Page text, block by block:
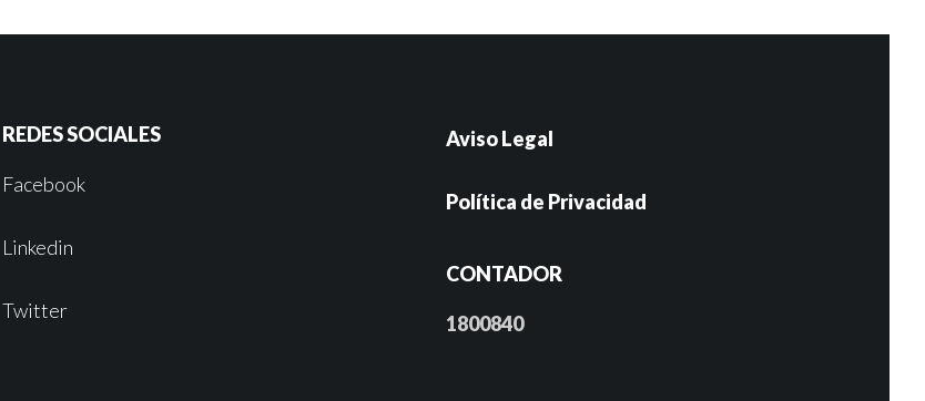
REDES SOCIALES
Facebook
Linkedin
Twitter
Aviso Legal
Política de Privacidad
CONTADOR
1800840